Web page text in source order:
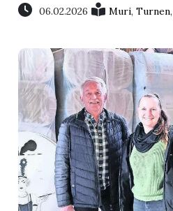
Veranstaltungen
Stellen
E-
Paper
Newsletter
App
06.02.2026 Muri,Turnen